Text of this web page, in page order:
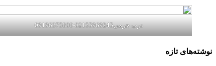
درب چرمی02155969245-09196375800
نوشته‌های تازه